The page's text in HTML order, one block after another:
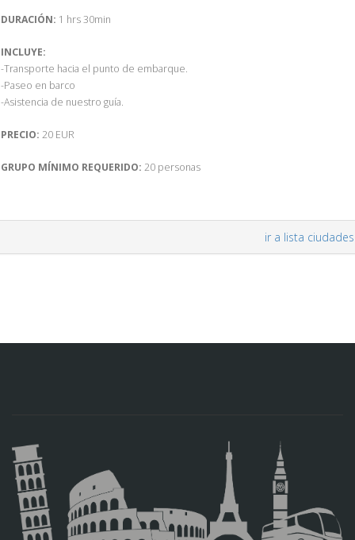
DURACIÓN: 1 hrs 30min
INCLUYE:
-Transporte hacia el punto de embarque.
-Paseo en barco
-Asistencia de nuestro guía.
PRECIO: 20 EUR
GRUPO MÍNIMO REQUERIDO: 20 personas
ir a lista ciudades